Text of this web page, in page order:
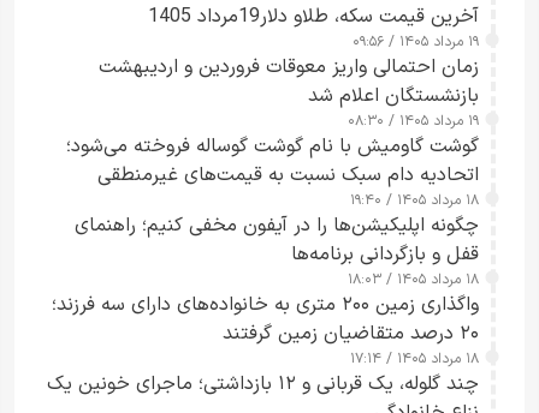
آخرین قیمت سکه، طلاو دلار19مرداد 1405
۱۹ مرداد ۱۴۰۵ / ۰۹:۵۶
زمان احتمالی واریز معوقات فروردین و اردیبهشت
بازنشستگان اعلام شد
۱۹ مرداد ۱۴۰۵ / ۰۸:۳۰
گوشت گاومیش با نام گوشت گوساله فروخته می‌شود؛
اتحادیه دام سبک نسبت به قیمت‌های غیرمنطقی
هشدار داد
۱۸ مرداد ۱۴۰۵ / ۱۹:۴۰
چگونه اپلیکیشن‌ها را در آیفون مخفی کنیم؛ راهنمای
قفل و بازگردانی برنامه‌ها
۱۸ مرداد ۱۴۰۵ / ۱۸:۰۳
واگذاری زمین ۲۰۰ متری به خانواده‌های دارای سه فرزند؛
۲۰ درصد متقاضیان زمین گرفتند
۱۸ مرداد ۱۴۰۵ / ۱۷:۱۴
چند گلوله، یک قربانی و ۱۲ بازداشتی؛ ماجرای خونین یک